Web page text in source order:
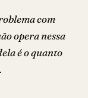
com
opera nessa
é o quanto